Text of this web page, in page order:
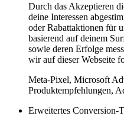
Durch das Akzeptieren
deine Interessen
oder Rabattaktionen für
basierend auf deinem
sowie deren Erfolge
wir auf dieser Webseite
Meta-Pixel, Microsoft
Produktempfehlungen,
Erweitertes Conversion-